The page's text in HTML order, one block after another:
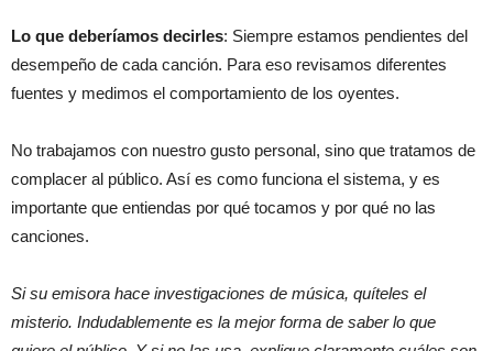
Lo que deberíamos decirles: Siempre estamos pendientes del
desempeño de cada canción. Para eso revisamos diferentes
fuentes y medimos el comportamiento de los oyentes.
No trabajamos con nuestro gusto personal, sino que tratamos de
complacer al público. Así es como funciona el sistema, y es
importante que entiendas por qué tocamos y por qué no las
canciones.
Si su emisora hace investigaciones de música, quíteles el
misterio. Indudablemente es la mejor forma de saber lo que